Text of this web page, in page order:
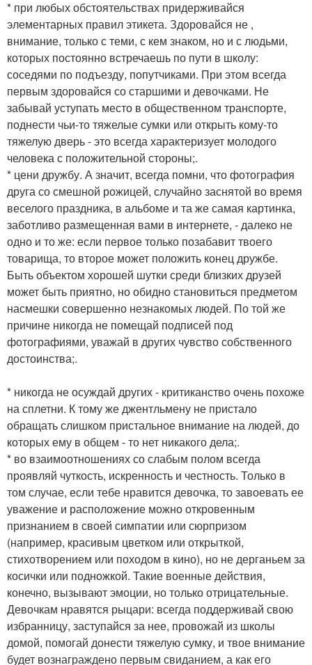
* при любых обстоятельствах придерживайся
элементарных правил этикета. Здоровайся не ,
внимание, только с теми, с кем знаком, но и с людьми,
которых постоянно встречаешь по пути в школу:
соседями по подъезду, попутчиками. При этом всегда
первым здоровайся со старшими и девочками. Не
забывай уступать место в общественном транспорте,
поднести чьи-то тяжелые сумки или открыть кому-то
тяжелую дверь - это всегда характеризует молодого
человека с положительной стороны;.
* цени дружбу. А значит, всегда помни, что фотография
друга со смешной рожицей, случайно заснятой во время
веселого праздника, в альбоме и та же самая картинка,
заботливо размещенная вами в интернете, - далеко не
одно и то же: если первое только позабавит твоего
товарища, то второе может положить конец дружбе.
Быть объектом хорошей шутки среди близких друзей
может быть приятно, но обидно становиться предметом
насмешки совершенно незнакомых людей. По той же
причине никогда не помещай подписей под
фотографиями, уважай в других чувство собственного
достоинства;.
* никогда не осуждай других - критиканство очень похоже
на сплетни. К тому же джентльмену не пристало
обращать слишком пристальное внимание на людей, до
которых ему в общем - то нет никакого дела;.
* во взаимоотношениях со слабым полом всегда
проявляй чуткость, искренность и честность. Только в
том случае, если тебе нравится девочка, то завоевать ее
уважение и расположение можно откровенным
признанием в своей симпатии или сюрпризом
(например, красивым цветком или открыткой,
стихотворением или походом в кино), но не дерганьем за
косички или подножкой. Такие военные действия,
конечно, вызывают эмоции, но только отрицательные.
Девочкам нравятся рыцари: всегда поддерживай свою
избранницу, заступайся за нее, провожай из школы
домой, помогай донести тяжелую сумку, и твое внимание
будет вознаграждено первым свиданием, а как его